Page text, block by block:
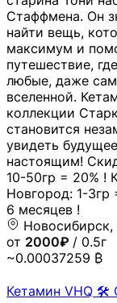
Стаффмена. Он
найти вещь,
максимум и
путешествие,
любые, даже
вселенной.
коллекции
становится
увидеть
настоящим!
10-50гр = 20% !
Новгород: 1-3гр
6 месяцев !
от 2000₽ / 0.5г
~0.00037259 ₿
Кетамин VHQ 🛠